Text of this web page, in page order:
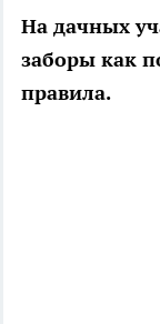
На дачных
заборы как
правила.